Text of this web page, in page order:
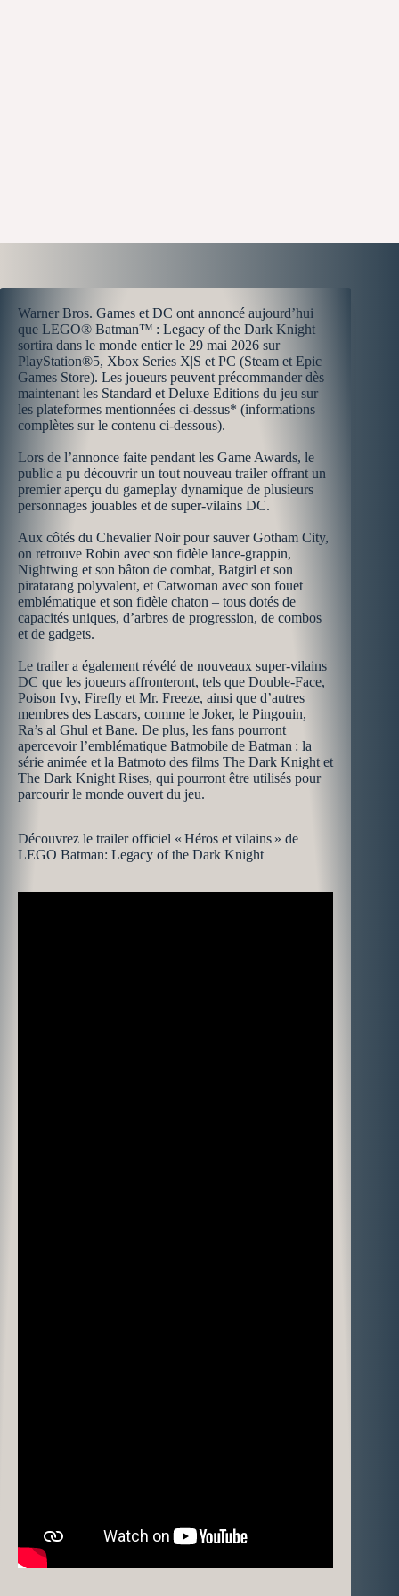
Warner Bros. Games et DC ont annoncé aujourd’hui
que LEGO® Batman™ : Legacy of the Dark Knight
sortira dans le monde entier le 29 mai 2026 sur
PlayStation®5, Xbox Series X|S et PC (Steam et Epic
Games Store). Les joueurs peuvent précommander dès
maintenant les Standard et Deluxe Editions du jeu sur
les plateformes mentionnées ci-dessus* (informations
complètes sur le contenu ci-dessous). ​
​Lors de l’annonce faite pendant les Game Awards, le
public a pu découvrir un tout nouveau trailer offrant un
premier aperçu du gameplay dynamique de plusieurs
personnages jouables et de super-vilains DC. ​
​Aux côtés du Chevalier Noir pour sauver Gotham City,
on retrouve Robin avec son fidèle lance-grappin,
Nightwing et son bâton de combat, Batgirl et son
piratarang polyvalent, et Catwoman avec son fouet
emblématique et son fidèle chaton – tous dotés de
capacités uniques, d’arbres de progression, de combos
et de gadgets. ​
​Le trailer a également révélé de nouveaux super-vilains
DC que les joueurs affronteront, tels que Double-Face,
Poison Ivy, Firefly et Mr. Freeze, ainsi que d’autres
membres des Lascars, comme le Joker, le Pingouin,
Ra’s al Ghul et Bane. De plus, les fans pourront
apercevoir l’emblématique Batmobile de Batman : la
série animée et la Batmoto des films The Dark Knight et
The Dark Knight Rises, qui pourront être utilisés pour
parcourir le monde ouvert du jeu.
Découvrez le trailer officiel « Héros et vilains » de
LEGO Batman: Legacy of the Dark Knight